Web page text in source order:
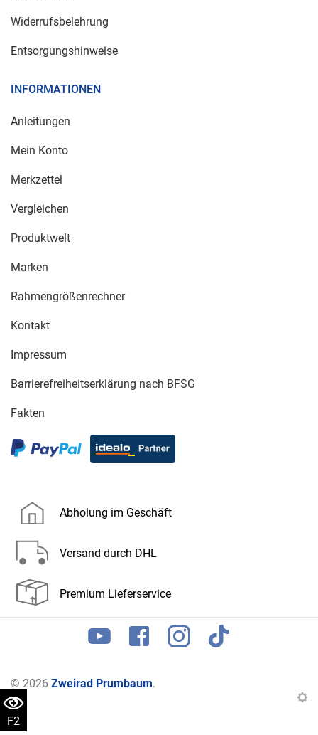
F2
Widerrufsbelehrung
Entsorgungshinweise
INFORMATIONEN
Anleitungen
Mein Konto
Merkzettel
Vergleichen
Produktwelt
Marken
Rahmengrößenrechner
Kontakt
Impressum
Barrierefreiheitserklärung nach BFSG
Fakten
Abholung im Geschäft
Versand durch DHL
Premium Lieferservice
© 2026 Zweirad Prumbaum.